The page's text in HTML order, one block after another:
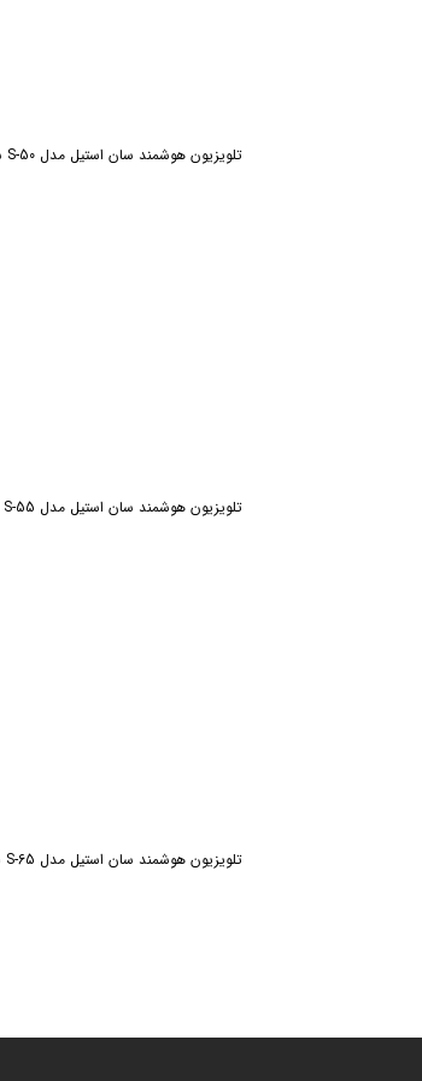
تلویزیون هوشمند سان استیل مدل S-50 سایز 50 اینچ
تلویزیون هوشمند سان استیل مدل S-55 سایز 55 اینچ
تلویزیون هوشمند سان استیل مدل S-65 سایز 65 اینچ